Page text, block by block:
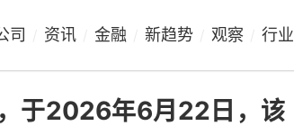
司 资讯 金融 新趋势 观察 行业
于2026年6月22日，该